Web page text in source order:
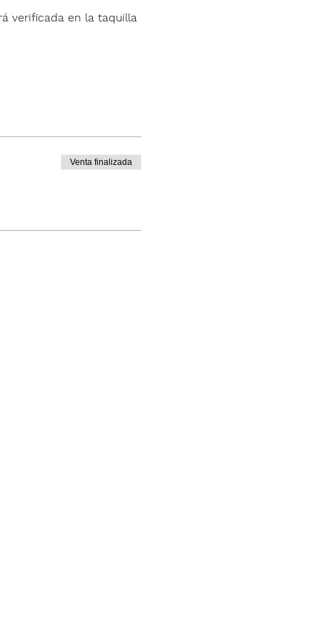
verificada en la taquilla
Venta finalizada